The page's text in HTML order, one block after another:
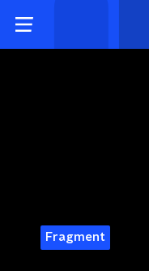
Fragment